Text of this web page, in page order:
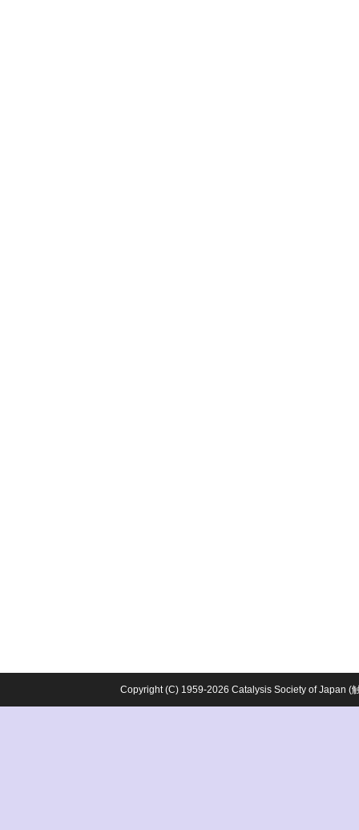
Copyright (C) 1959-2026 Catalysis Society of Japan (